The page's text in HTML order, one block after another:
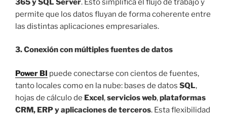
permite que los datos fluyan de forma coherente entre
las distintas aplicaciones empresariales.
3. Conexión con múltiples fuentes de datos
Power BI puede conectarse con cientos de fuentes,
tanto locales como en la nube: bases de datos SQL,
hojas de cálculo de Excel,servicios web,plataformas
CRM, ERP y aplicaciones de terceros. Esta flexibilidad